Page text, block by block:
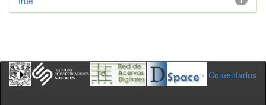
Comentarios